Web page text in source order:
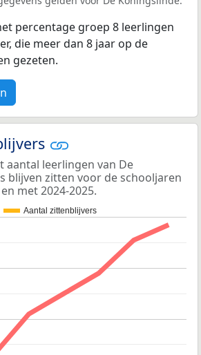
percentage groep 8 leerlingen
die meer dan 8 jaar op de
gezeten.
aantal leerlingen van De
blijven zitten voor de schooljaren
met 2024-2025.
Aantal zittenblijvers